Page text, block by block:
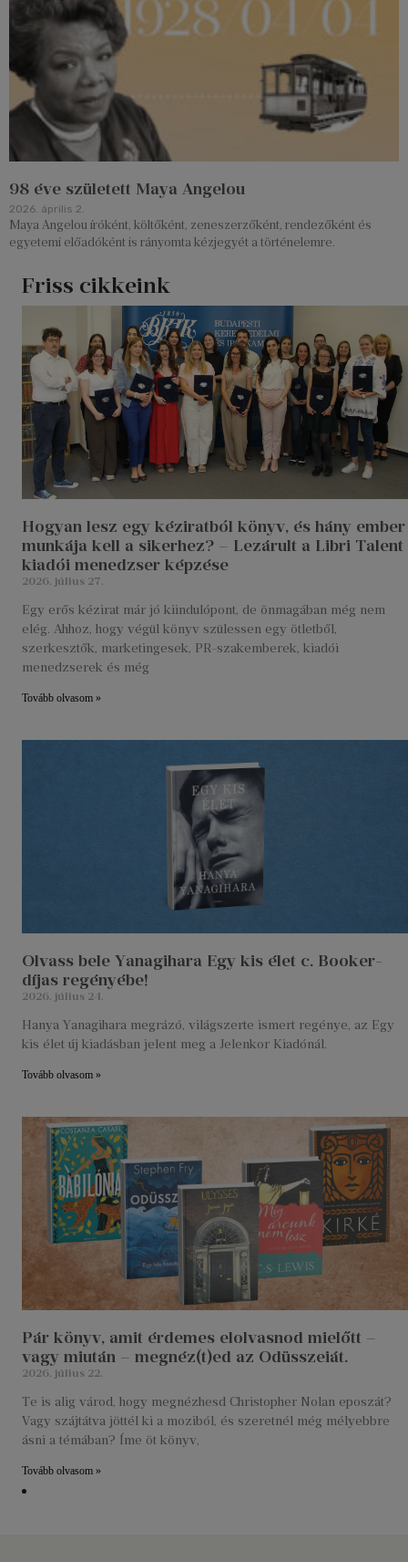
98 éve született Maya Angelou
2026. április 2.
Maya Angelou íróként, költőként, zeneszerzőként, rendezőként és
egyetemi előadóként is rányomta kézjegyét a történelemre.
Friss cikkeink
Hogyan lesz egy kéziratból könyv, és hány ember
munkája kell a sikerhez? – Lezárult a Libri Talent
kiadói menedzser képzése
2026. július 27.
Egy erős kézirat már jó kiindulópont, de önmagában még nem
elég. Ahhoz, hogy végül könyv szülessen egy ötletből,
szerkesztők, marketingesek, PR-szakemberek, kiadói
menedzserek és még
Tovább olvasom »
Olvass bele Yanagihara Egy kis élet c. Booker-
díjas regényébe!
2026. július 24.
Hanya Yanagihara megrázó, világszerte ismert regénye, az Egy
kis élet új kiadásban jelent meg a Jelenkor Kiadónál.
Tovább olvasom »
Pár könyv, amit érdemes elolvasnod mielőtt –
vagy miután – megnéz(t)ed az Odüsszeiát.
2026. július 22.
Te is alig várod, hogy megnézhesd Christopher Nolan eposzát?
Vagy szájtátva jöttél ki a moziból, és szeretnél még mélyebbre
ásni a témában? Íme öt könyv,
Tovább olvasom »